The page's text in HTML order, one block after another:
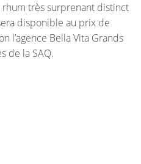
rhum très surprenant distinct
disponible au prix de
l’agence Bella Vita Grands
de la SAQ.